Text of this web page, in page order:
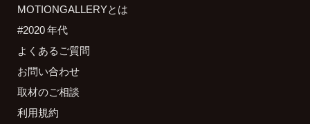
MOTIONGALLERYとは
#2020 年代
よくあるご質問
お問い合わせ
取材のご相談
利用規約